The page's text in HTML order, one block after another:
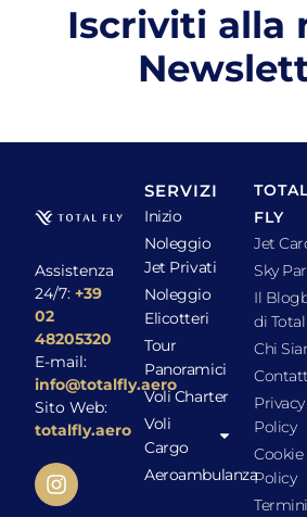
Iscriviti alla
Assistenza
24/7:+39
02
48205320
E-mail:
info@totalfly.aero
Sito Web:
totalfly.aero
SERVIZI
Inizio
Noleggio
Jet Privati
Noleggio
Elicotteri
Tour
Panoramici
Voli Charter
Voli
Cargo
Aeroambulanza
FLY
Jet
Sky
Il
di
Chi
Privacy
Policy
Cookie
Policy